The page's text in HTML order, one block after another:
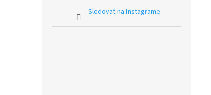
Sledovať na Instagrame